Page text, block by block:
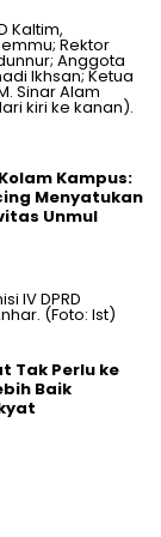
Kampus:
Menyatukan
Unmul
Tak Perlu ke
Baik